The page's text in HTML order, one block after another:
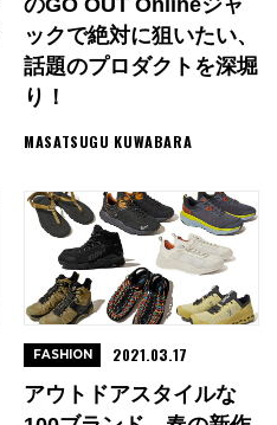
ックで絶対に狙いたい、
話題のプロダクトを深堀
り！
MASATSUGU KUWABARA
アウトドアスタイルな
FASHION 2021.03.17